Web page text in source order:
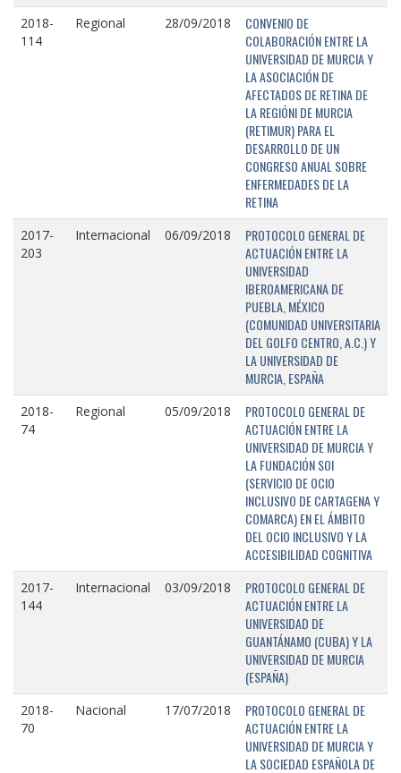
2018-
114
Regional 28/09/2018
CONVENIO DE
COLABORACIÓN ENTRE LA
UNIVERSIDAD DE MURCIA Y
LA ASOCIACIÓN DE
AFECTADOS DE RETINA DE
LA REGIÓNI DE MURCIA
(RETIMUR) PARA EL
DESARROLLO DE UN
CONGRESO ANUAL SOBRE
ENFERMEDADES DE LA
RETINA
2017-
203
Internacional 06/09/2018
PROTOCOLO GENERAL DE
ACTUACIÓN ENTRE LA
UNIVERSIDAD
IBEROAMERICANA DE
PUEBLA, MÉXICO
(COMUNIDAD UNIVERSITARIA
DEL GOLFO CENTRO, A.C.) Y
LA UNIVERSIDAD DE
MURCIA, ESPAÑA
2018-
74
Regional 05/09/2018
PROTOCOLO GENERAL DE
ACTUACIÓN ENTRE LA
UNIVERSIDAD DE MURCIA Y
LA FUNDACIÓN SOI
(SERVICIO DE OCIO
INCLUSIVO DE CARTAGENA Y
COMARCA) EN EL ÁMBITO
DEL OCIO INCLUSIVO Y LA
ACCESIBILIDAD COGNITIVA
2017-
144
Internacional 03/09/2018
PROTOCOLO GENERAL DE
ACTUACIÓN ENTRE LA
UNIVERSIDAD DE
GUANTÁNAMO (CUBA) Y LA
UNIVERSIDAD DE MURCIA
(ESPAÑA)
2018-
70
Nacional 17/07/2018
PROTOCOLO GENERAL DE
ACTUACIÓN ENTRE LA
UNIVERSIDAD DE MURCIA Y
LA SOCIEDAD ESPAÑOLA DE